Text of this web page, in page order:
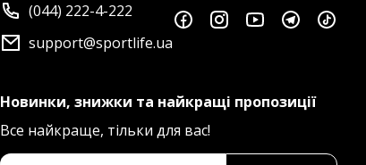
(044) 222-4-222
support@sportlife.ua
Новинки, знижки та найкращі пропозиції
Все найкраще, тільки для вас!